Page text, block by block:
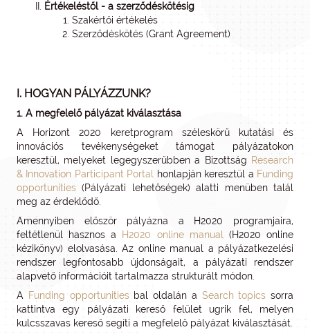
Értékeléstől - a szerződéskötésig
Szakértői értékelés
Szerződéskötés (Grant Agreement)
I. HOGYAN PÁLYÁZZUNK?
1. A megfelelő pályázat kiválasztása
A Horizont 2020 keretprogram széleskörű kutatási és
innovációs tevékenységeket támogat pályázatokon
keresztül, melyeket legegyszerűbben a Bizottság Research
& Innovation Participant Portal
honlapján keresztül a Funding
opportunities (Pályázati lehetőségek) alatti menüben talál
meg az érdeklődő.
Amennyiben először pályázna a H2020 programjaira,
feltétlenül hasznos a H2020 online manual
(H2020 online
kézikönyv) elolvasása. Az online manual a pályázatkezelési
rendszer legfontosabb újdonságait, a pályázati rendszer
alapvető információit tartalmazza strukturált módon.
A
Funding opportunitiesbal oldalán a Search topics sorra
kattintva egy pályázati kereső felület ugrik fel, melyen
kulcsszavas kereső segíti a megfelelő pályázat kiválasztását.